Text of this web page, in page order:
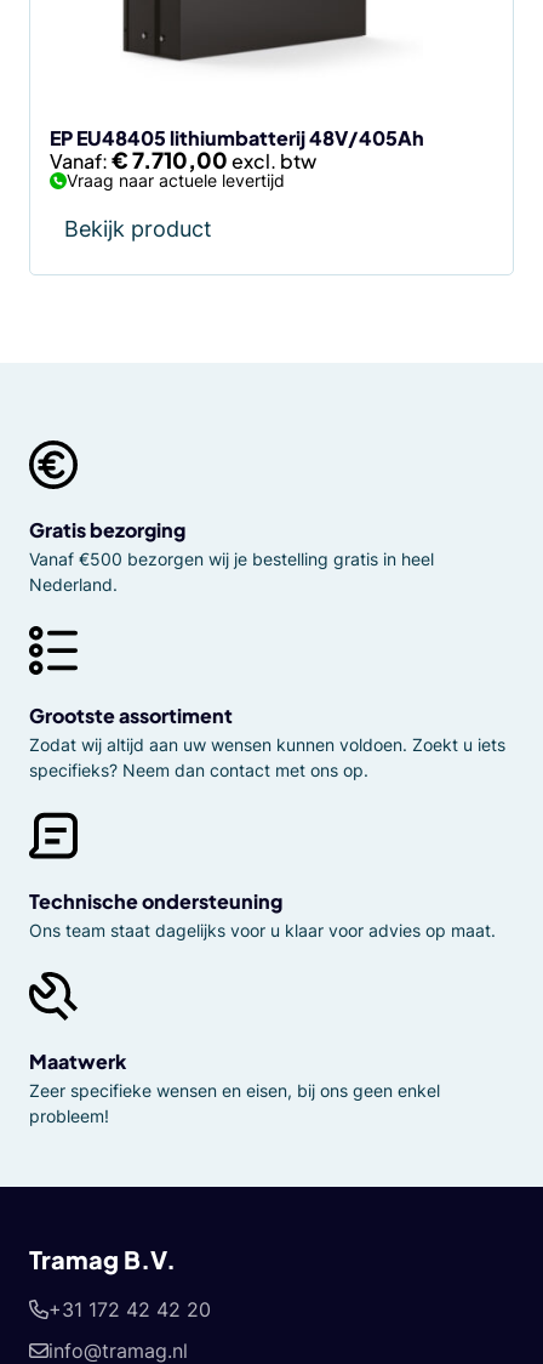
EP EU48405 lithiumbatterij 48V/405Ah
Vanaf:€7.710,00
Vraag naar actuele levertijd
Bekijk product
gekozen
de
productpagina
Gratis bezorging
Vanaf €500 bezorgen wij je bestelling gratis in heel
Nederland.
Grootste assortiment
Zodat wij altijd aan uw wensen kunnen voldoen. Zoekt u iets
specifieks? Neem dan contact met ons op.
Technische ondersteuning
Ons team staat dagelijks voor u klaar voor advies op maat.
Maatwerk
Zeer specifieke wensen en eisen, bij ons geen enkel
probleem!
Tramag B.V.
+31 172 42 42 20
info@tramag.nl